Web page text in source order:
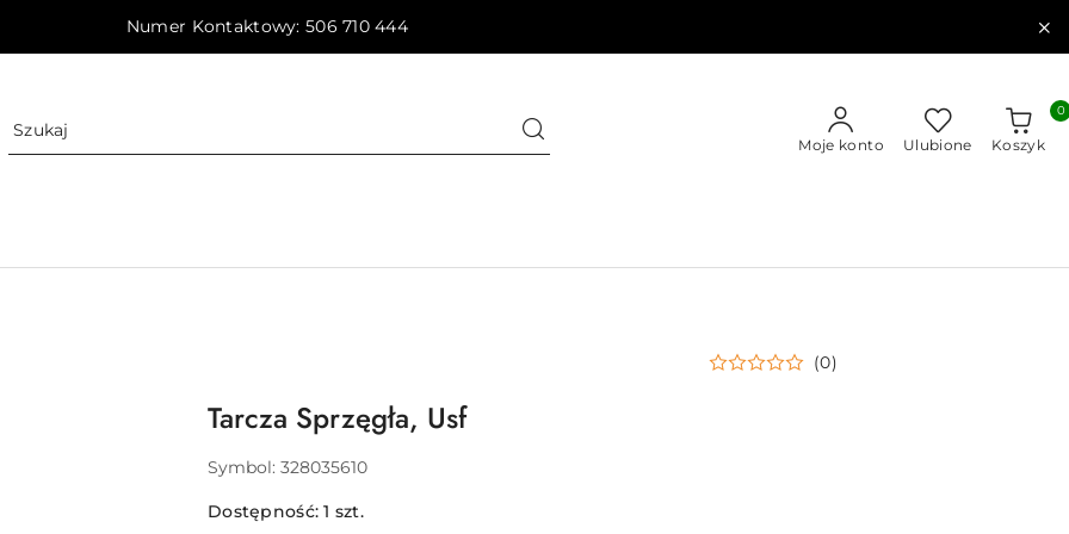
Numer Kontaktowy: 506 710 444
Moje konto Ulubione Koszyk
0
(0)
Tarcza Sprzęgła, Usf
Symbol: 328035610
Dostępność:1 szt.